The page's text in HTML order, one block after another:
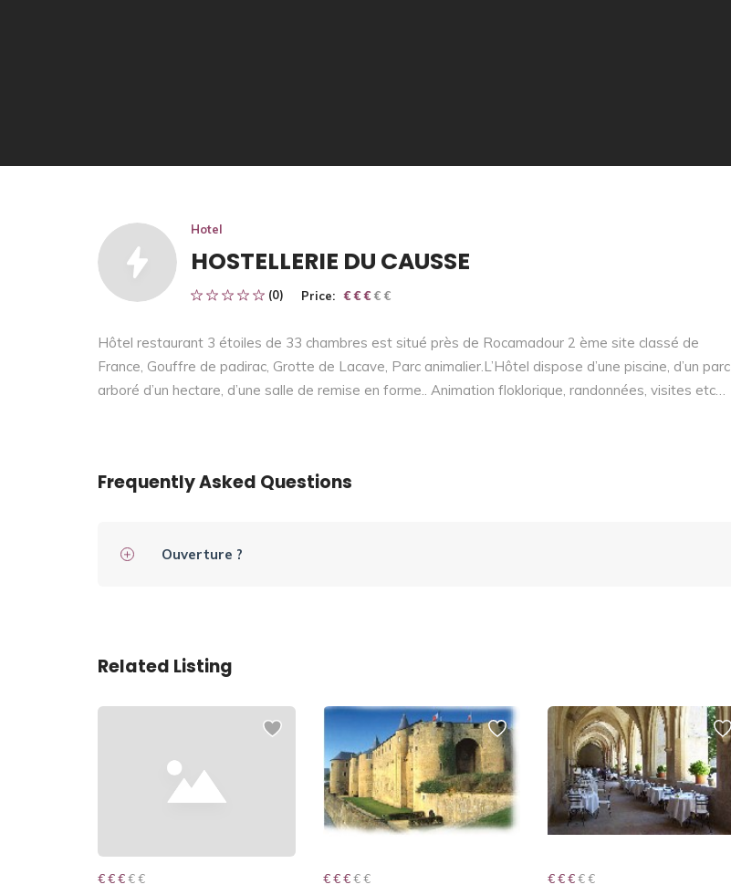
Hotel
HOSTELLERIE DU CAUSSE
(0) Price: € € € € €
€ € €
Hôtel restaurant 3 étoiles de 33 chambres est situé près de Rocamadour 2 ème site classé de
France, Gouffre de padirac, Grotte de Lacave, Parc animalier.L’Hôtel dispose d’une piscine, d’un parc
arboré d’un hectare, d’une salle de remise en forme.. Animation floklorique, randonnées, visites etc…
Frequently Asked Questions
Ouverture ?
Related Listing
€ € € € €
€ € €
€ € € € €
€ € €
€ € € € €
€ € €